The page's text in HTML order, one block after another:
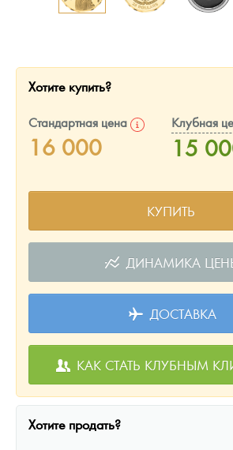
Русская нумизматика
Книги по нумизматике
Хотите купить?
Стандартная цена
16 000
Клубная
15
КУПИТЬ
ДИНАМИКА
ДОСТАВКА
КАК СТАТЬ КЛУБНЫМ
Хотите продать?